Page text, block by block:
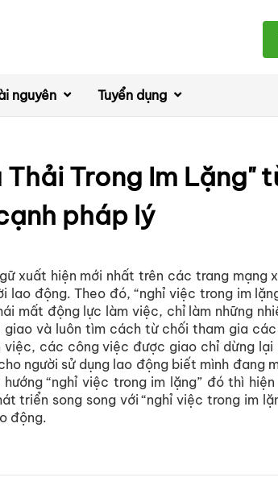
nguyên Tuyển dụng
Thải Trong Im Lặng"
pháp lý
xuất hiện mới nhất trên các trang mạng
lao động. Theo đó, “nghỉ việc trong im
mất động lực làm việc, chỉ làm những
và luôn tìm cách từ chối tham gia
việc, các công việc được giao chỉ dừng lại
người sử dụng lao động biết mình đang
“nghỉ việc trong im lặng” đó thì
triển song song với “nghỉ việc trong im
động.